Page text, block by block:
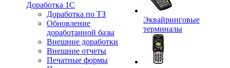
Доработка 1С
Доработка по ТЗ
Обновление
доработанной базы
Внешние доработки
Внешние отчеты
Печатные формы
Эквайринговые
терминалы